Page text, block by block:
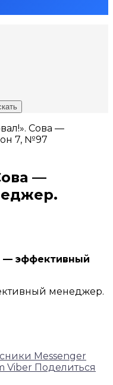
Сова —
7, №97
—
— эффективный
Messenger
Viber Поделиться